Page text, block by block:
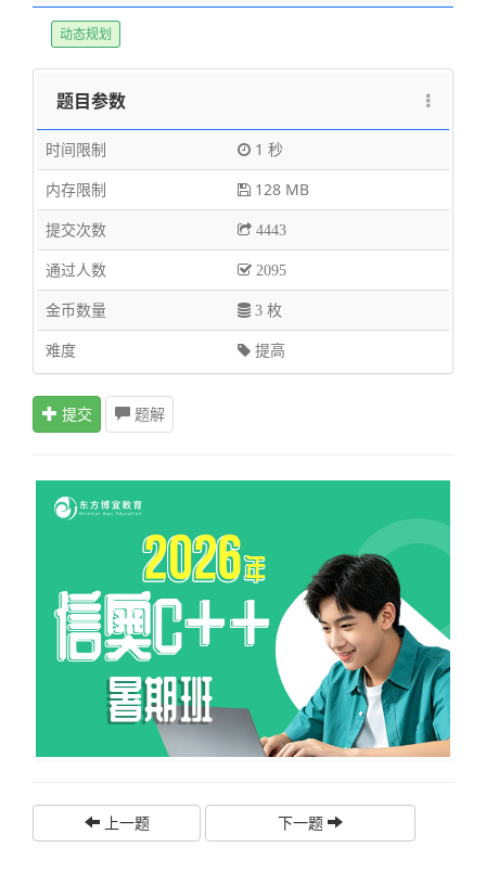
动态规划
题目参数
时间限制
1 秒
内存限制
128 MB
提交次数
4443
通过人数 2095
金币数量 3 枚
难度 提高
提交 题解
上一题 下一题